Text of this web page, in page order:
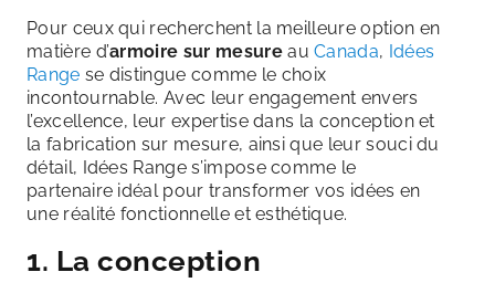
Pour ceux qui recherchent la meilleure option en
matière d’armoire sur mesureauCanada, Idées
Range se distingue comme le choix
incontournable. Avec leur engagement envers
l’excellence, leur expertise dans la conception et
la fabrication sur mesure, ainsi que leur souci du
détail, Idées Range s’impose comme le
partenaire idéal pour transformer vos idées en
une réalité fonctionnelle et esthétique.
1. La conception